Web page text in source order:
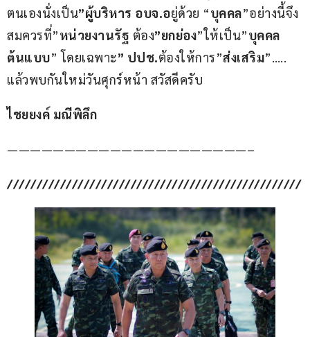
ตนเองนั่งเป็น”ผู้บริหาร อบจ.อยู่ด้วย “บุคคล”อย่างนี้จึง
สมควรที่”หน่วยงานรัฐ ต้อง”ยกย่อง”ให้เป็น”บุคคล
ต้นแบบ” โดยเฉพาะ” ปปช.ต้องให้การ”ส่งเสริม”…..
แล้วพบกันใหม่วันศุกร์หน้า สวัสดีครับ
ไชยยงค์ มณีพิลึก
—————————————————————–
//////////////////////////////////////////////////